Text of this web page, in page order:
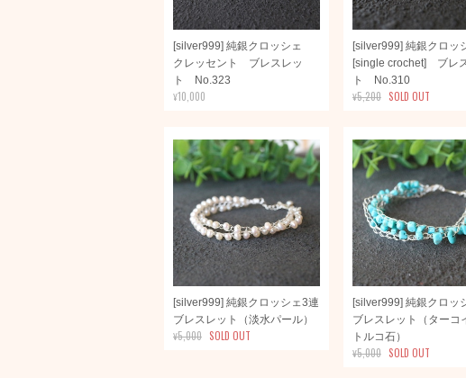
[silver999] 純銀クロッシェ
クレッセント ブレスレッ
ト No.323
¥10,000
[silver999] 純銀クロッ
[single crochet] ブレ
ト No.310
¥5,200 SOLD OUT
[silver999] 純銀クロッシェ3連
ブレスレット（淡水パール）
¥5,000 SOLD OUT
[silver999] 純銀クロッ
ブレスレット（ターコ
トルコ石）
¥5,000 SOLD OUT